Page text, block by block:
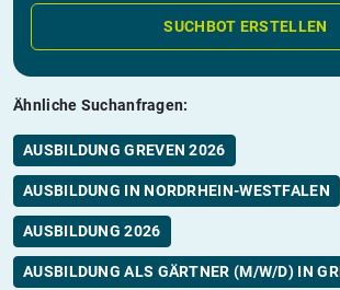
SUCHBOT ERSTELLEN
Ähnliche Suchanfragen:
AUSBILDUNG GREVEN 2026
AUSBILDUNG IN NORDRHEIN-WESTFALEN
AUSBILDUNG 2026
AUSBILDUNG ALS GÄRTNER (M/W/D) IN